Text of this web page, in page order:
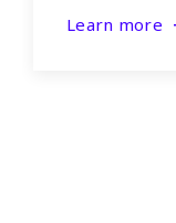
Learn more